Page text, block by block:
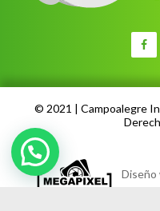
© 2021 | Campoalegre
Diseño